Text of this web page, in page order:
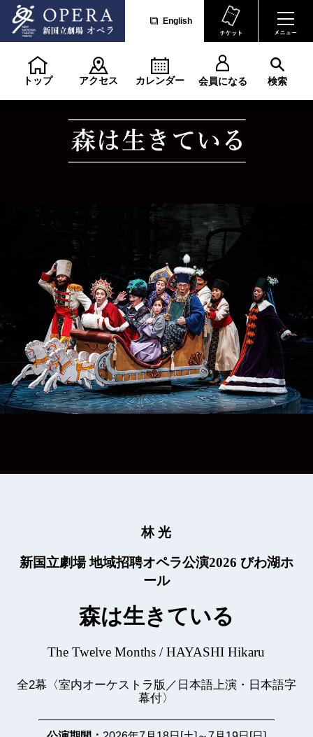
English
トップ アクセス カレンダー 会員になる 検索
林 光
新国立劇場 地域招聘オペラ公演2026 びわ湖ホ
ール
森は生きている
The Twelve Months / HAYASHI Hikaru
全2幕〈室内オーケストラ版／日本語上演・日本語字
幕付〉